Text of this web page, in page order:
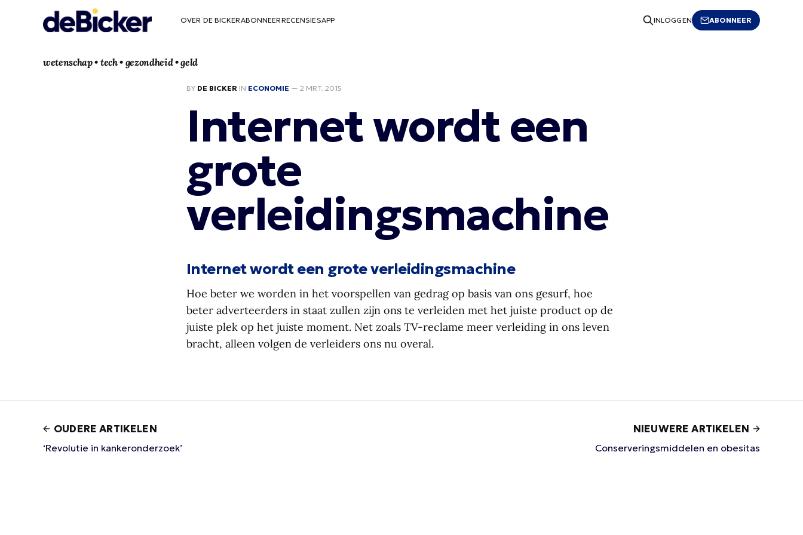
OVER DE BICKERABONNEERRECENSIESAPP INLOGGEN ABONNEER
wetenschap • tech • gezondheid • geld
BY DE BICKER IN ECONOMIE — 2 MRT. 2015
Internet wordt een
grote
verleidingsmachine
Internet wordt een grote verleidingsmachine
Hoe beter we worden in het voorspellen van gedrag op basis van ons gesurf, hoe
beter adverteerders in staat zullen zijn ons te verleiden met het juiste product op de
juiste plek op het juiste moment. Net zoals TV-reclame meer verleiding in ons leven
bracht, alleen volgen de verleiders ons nu overal.
OUDERE ARTIKELEN
‘Revolutie in kankeronderzoek’
NIEUWERE ARTIKELEN
Conserveringsmiddelen en obesitas